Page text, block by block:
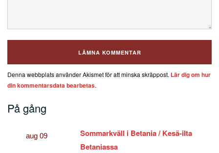
Denna webbplats använder Akismet för att minska skräppost. Lär dig om hur
din kommentarsdata bearbetas.
På gång
aug 09
Sommarkväll i Betania / Kesä-ilta
Betaniassa